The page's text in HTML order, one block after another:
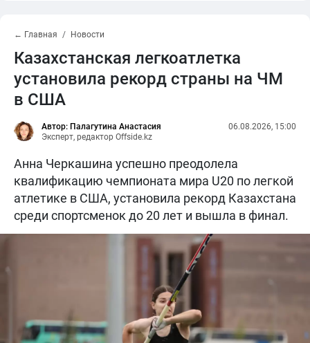
← Главная Новости
Казахстанская легкоатлетка
установила рекорд страны на ЧМ
в США
Автор: Палагутина Анастасия
Эксперт, редактор Offside.kz
06.08.2026, 15:00
Анна Черкашина успешно преодолела
квалификацию чемпионата мира U20 по легкой
атлетике в США, установила рекорд Казахстана
среди спортсменок до 20 лет и вышла в финал.